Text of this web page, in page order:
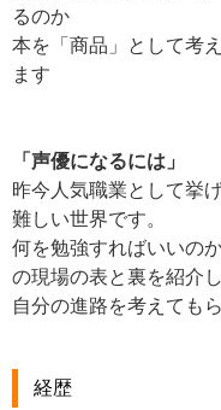
るのか
本を「商品」として考
ます
「声優になるには」
昨今人気職業として挙
難しい世界です。
何を勉強すればいいの
の現場の表と裏を紹介
自分の進路を考えても
経歴